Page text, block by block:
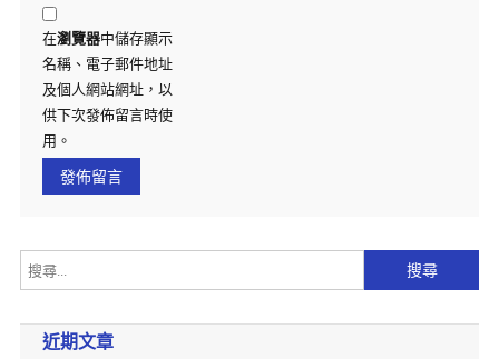
在瀏覽器中儲存顯示
名稱、電子郵件地址
及個人網站網址，以
供下次發佈留言時使
用。
近期文章